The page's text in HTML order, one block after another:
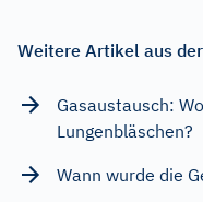
Weitere Artikel aus
Gasaustausch:
Lungenbläschen?
Wann wurde die